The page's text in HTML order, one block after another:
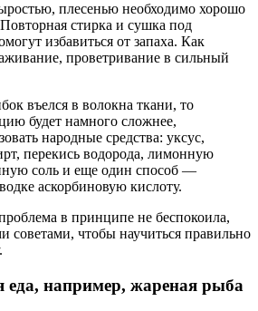
плесенью необходимо хорошо
стирка и сушка под
избавиться от запаха. Как
проветривание в сильный
въелся в волокна ткани, то
будет намного сложнее,
народные средства: уксус,
перекись водорода, лимонную
соль и еще один способ —
аскорбиновую кислоту.
в принципе не беспокоила,
советами, чтобы научиться правильно
например, жареная рыба